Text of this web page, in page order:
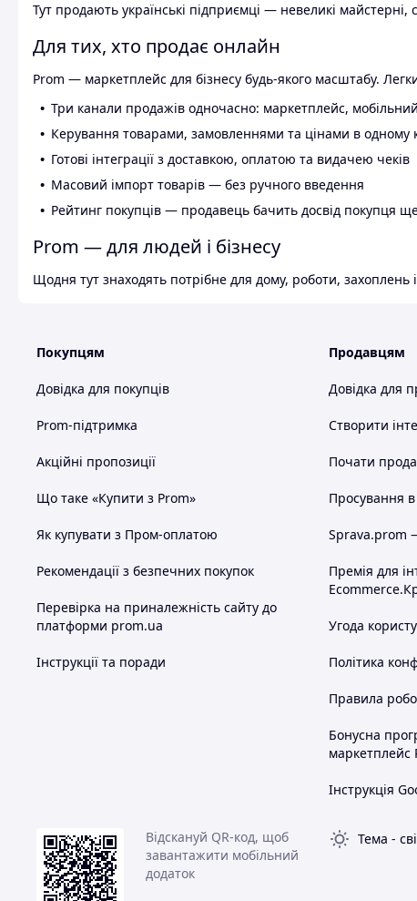
Тут продають українські підприємці — невеликі
Для тих, хто продає онлайн
Prom — маркетплейс для бізнесу будь-якого масштабу.
Три канали продажів одночасно: маркетплейс,
Керування товарами, замовленнями та цінами в одному
Готові інтеграції з доставкою, оплатою та видачею чеків
Масовий імпорт товарів — без ручного введення
Рейтинг покупців — продавець бачить досвід покупця
Prom — для людей і бізнесу
Щодня тут знаходять потрібне для дому, роботи, захоплень
Покупцям
Довідка для покупців
Prom-підтримка
Акційні пропозиції
Що таке «Купити з Prom»
Як купувати з Пром-оплатою
Рекомендації з безпечних покупок
Перевірка на приналежність сайту до
платформи prom.ua
Інструкції та поради
Продавцям
Довідка для
Створити
Почати
Просування в
Sprava.prom
Премія для
Угода
Політика
Правила
Бонусна
маркетплейс
Інструкція
Відскануй QR-код, щоб
завантажити мобільний
додаток
Тема -